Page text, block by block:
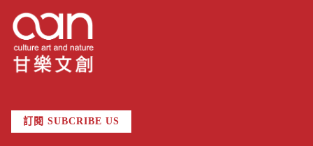
訂閱 SUBCRIBE US